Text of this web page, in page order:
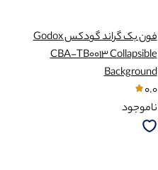
فون بک گراند گودکس Godox
CBA-TB0013 Collapsible
Background
0.0
ناموجود